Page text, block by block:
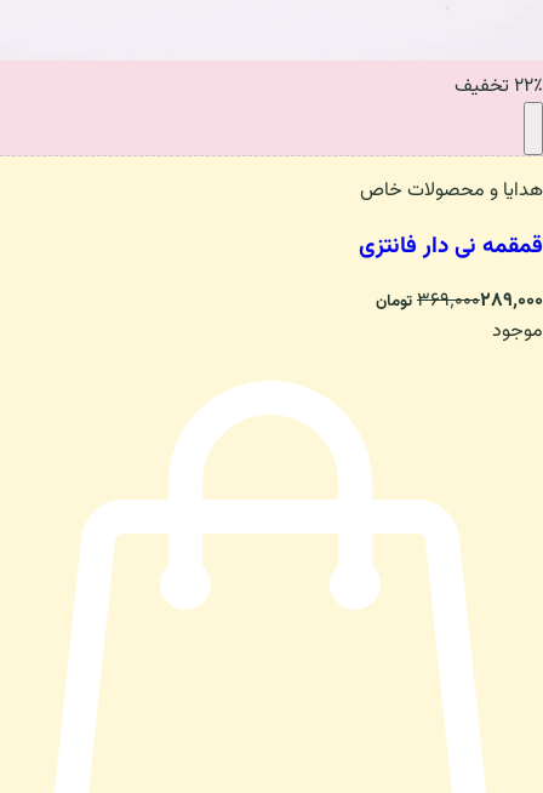
۲۲٪ تخفیف
هدایا و محصولات خاص
قمقمه نی دار فانتزی
۳۶۹٬۰۰۰۲۸۹٬۰۰۰ تومان
موجود